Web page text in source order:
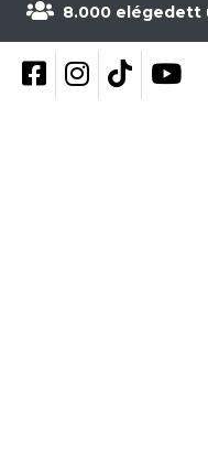
8.000 elégedett
Kövess be Facebookon
Kövess beKövess be